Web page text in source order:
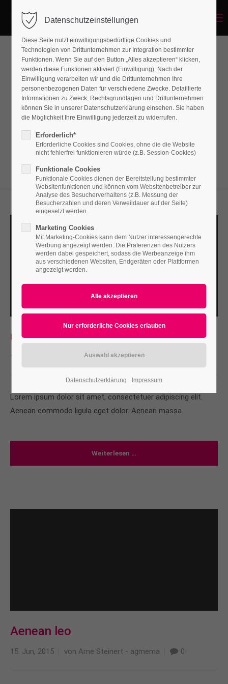
News
Lorem ipsum dolor sit amet, consectetuer
adipiscing elit. Aenean commodo ligula eget
dolor. Aenean massa.
Consequat vitae
15. Jun, 2015 von Arne Steinert - agmema
Lorem ipsum dolor sit amet, consectetuer adipiscing elit.
Aenean commodo ligula eget dolor. Aenean massa.
Weiterlesen …
Aenean leo
15. Jun, 2015 von Arne Steinert - agmema 0
Datenschutzeinstellungen
Diese Seite nutzt einwilligungsbedürftige Cookies und
Technologien von Drittunternehmen zur Integration bestimmter
Funktionen. Wenn Sie auf den Button „Alles akzeptieren“ klicken,
werden diese Funktionen aktiviert (Einwilligung). Nach der
Einwilligung verarbeiten wir und die Drittunternehmen Ihre
personenbezogenen Daten für verschiedene Zwecke. Detaillierte
Informationen zu Zweck, Rechtsgrundlagen und Drittunternehmen
können Sie in unserer Datenschutzerklärung einsehen. Sie haben
die Möglichkeit Ihre Einwilligung jederzeit zu widerrufen.
Erforderlich*
Erforderliche Cookies sind Cookies, ohne die die Website
nicht fehlerfrei funktionieren würde (z.B. Session-Cookies)
Funktionale Cookies
Funktionale Cookies dienen der Bereitstellung bestimmter
Websitenfunktionen und können vom Websitenbetreiber zur
Analyse des Besucherverhaltens (z.B. Messung der
Besucherzahlen und deren Verweildauer auf der Seite)
eingesetzt werden.
Marketing Cookies
Mit Marketing-Cookies kann dem Nutzer interessengerechte
Werbung angezeigt werden. Die Präferenzen des Nutzers
werden dabei gespeichert, sodass die Werbeanzeige ihm
aus verschiedenen Websiten, Endgeräten oder Plattformen
angezeigt werden.
Datenschutzerklärung Impressum